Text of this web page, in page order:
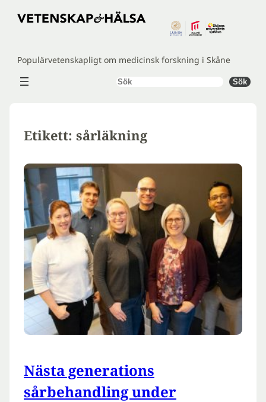
Hoppa
Populärvetenskapligt om medicinsk forskning i Skåne
Sök Sök
Etikett: sårläkning
Nästa generations
sårbehandling under